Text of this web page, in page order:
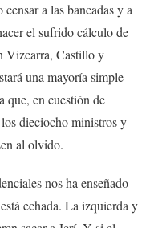
a las bancadas y a
el sufrido cálculo de
Vizcarra, Castillo y
una mayoría simple
en cuestión de
dieciocho ministros y
al olvido.
nos ha enseñado
echada. La izquierda y